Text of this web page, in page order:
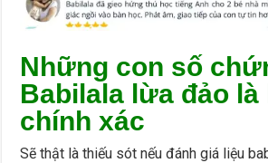
Những con số
Babilala lừa đảo là
chính xác
Sẽ thật là thiếu sót nếu đánh giá liệu